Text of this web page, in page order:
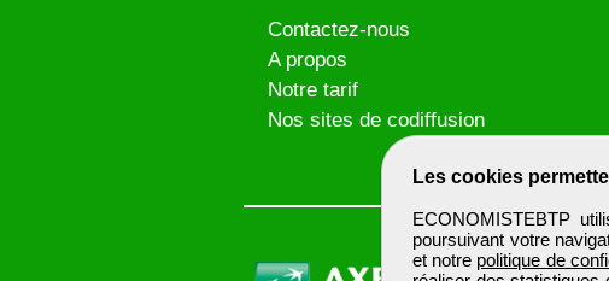
Les cookies
ECONOMISTEBTP
poursuivant votre
et notre politique de
Contactez-nous
A propos
Notre tarif
Nos sites de codiffusion